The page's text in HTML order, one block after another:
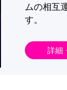
ムの相互
す。
詳細